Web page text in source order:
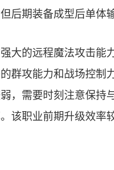
后期装备成型后单体
大的远程魔法攻击能
群攻能力和战场控制
，需要时刻注意保持
该职业前期升级效率